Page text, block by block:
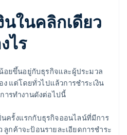
นในคลิกเดียว
ไร
อยขึ้นอยู่กับธุรกิจและผู้ประมวล
ง แต่โดยทั่วไปแล้วการชำระเงิน
ารทำงานดังต่อไปนี้
นครั้งแรกกับธุรกิจออนไลน์ที่มีการ
ลูกค้าจะป้อนรายละเอียดการชำระ